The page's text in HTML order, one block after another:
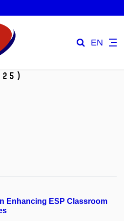
EN
Enhancing ESP Classroom